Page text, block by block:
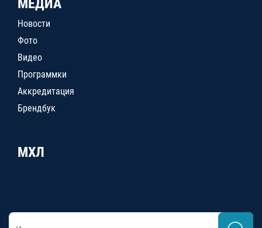
МЕДИА
Новости
Фото
Видео
Программки
Аккредитация
Брендбук
МХЛ